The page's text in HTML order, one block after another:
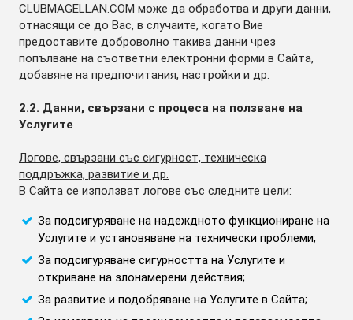
CLUBMAGELLAN.COM може да обработва и други данни,
отнасящи се до Вас, в случаите, когато Вие
предоставите доброволно такива данни чрез
попълване на съответни електронни форми в Сайта,
добавяне на предпочитания, настройки и др.
2.2. Данни, свързани с процеса на ползване на
Услугите
Логове, свързани със сигурност, техническа
поддръжка, развитие и др.
В Сайта се използват логове със следните цели:
За подсигуряване на надеждното функциониране на
Услугите и установяване на технически проблеми;
За подсигуряване сигурността на Услугите и
откриване на злонамерени действия;
За развитие и подобряване на Услугите в Сайта;